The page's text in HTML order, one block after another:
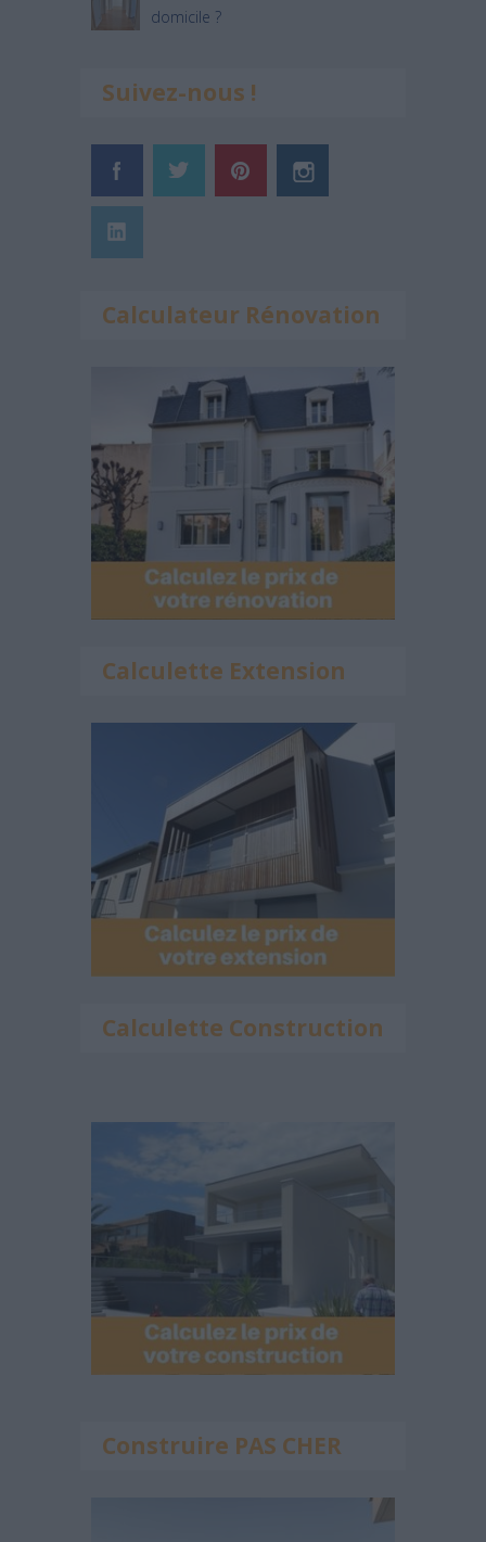
domicile ?
Suivez-nous !
Calculateur Rénovation
Calculette Extension
Calculette Construction
Construire PAS CHER